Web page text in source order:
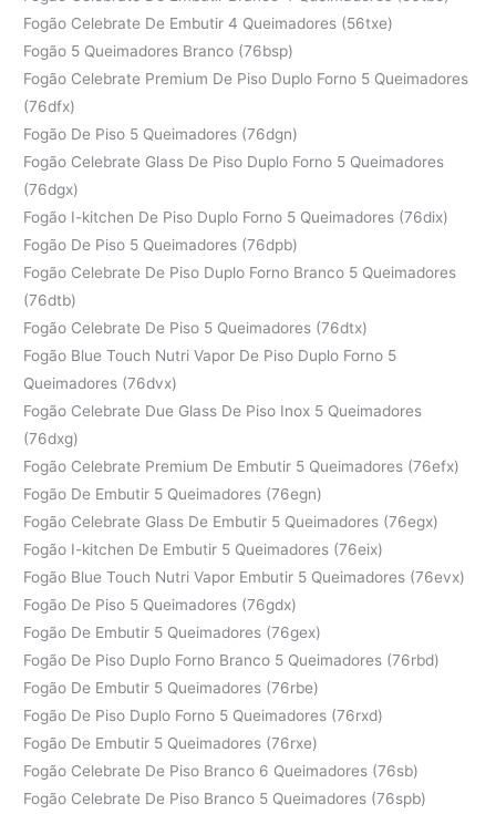
Fogão Celebrate De Embutir 4 Queimadores (56txe)
Fogão 5 Queimadores Branco (76bsp)
Fogão Celebrate Premium De Piso Duplo Forno 5 Queimadores
(76dfx)
Fogão De Piso 5 Queimadores (76dgn)
Fogão Celebrate Glass De Piso Duplo Forno 5 Queimadores
(76dgx)
Fogão I-kitchen De Piso Duplo Forno 5 Queimadores (76dix)
Fogão De Piso 5 Queimadores (76dpb)
Fogão Celebrate De Piso Duplo Forno Branco 5 Queimadores
(76dtb)
Fogão Celebrate De Piso 5 Queimadores (76dtx)
Fogão Blue Touch Nutri Vapor De Piso Duplo Forno 5
Queimadores (76dvx)
Fogão Celebrate Due Glass De Piso Inox 5 Queimadores
(76dxg)
Fogão Celebrate Premium De Embutir 5 Queimadores (76efx)
Fogão De Embutir 5 Queimadores (76egn)
Fogão Celebrate Glass De Embutir 5 Queimadores (76egx)
Fogão I-kitchen De Embutir 5 Queimadores (76eix)
Fogão Blue Touch Nutri Vapor Embutir 5 Queimadores (76evx)
Fogão De Piso 5 Queimadores (76gdx)
Fogão De Embutir 5 Queimadores (76gex)
Fogão De Piso Duplo Forno Branco 5 Queimadores (76rbd)
Fogão De Embutir 5 Queimadores (76rbe)
Fogão De Piso Duplo Forno 5 Queimadores (76rxd)
Fogão De Embutir 5 Queimadores (76rxe)
Fogão Celebrate De Piso Branco 6 Queimadores (76sb)
Fogão Celebrate De Piso Branco 5 Queimadores (76spb)